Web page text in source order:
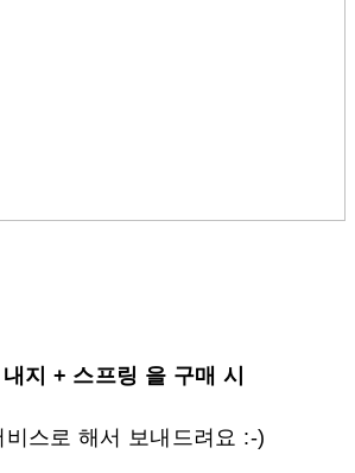
지 + 스프링 을 구매 시
비스로 해서 보내드려요 :-)